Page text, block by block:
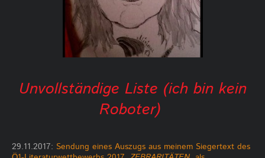
Unvollständige Liste (ich bin kein
Roboter)
29.11.2017: Sendung eines Auszugs aus meinem Siegertext des